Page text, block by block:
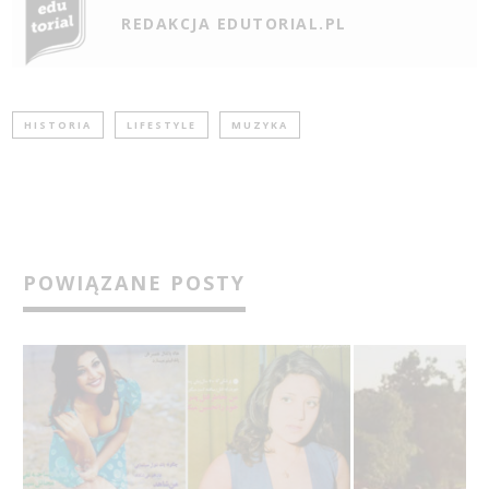
REDAKCJA EDUTORIAL.PL
HISTORIA LIFESTYLE MUZYKA
POWIĄZANE POSTY